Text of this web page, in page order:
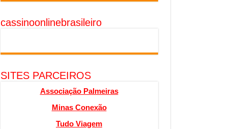
cassinoonlinebrasileiro
SITES PARCEIROS
Associação Palmeiras
Minas Conexão
Tudo Viagem